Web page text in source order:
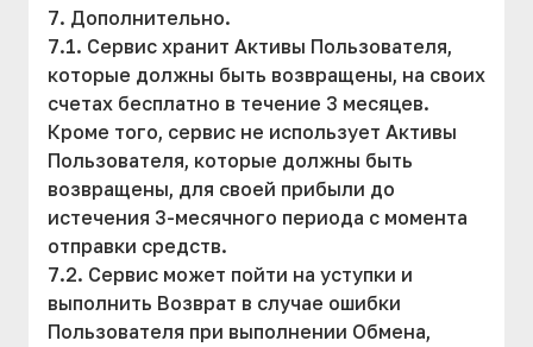
7. Дополнительно.
7.1. Сервис хранит Активы Пользователя,
которые должны быть возвращены, на своих
счетах бесплатно в течение 3 месяцев.
Кроме того, сервис не использует Активы
Пользователя, которые должны быть
возвращены, для своей прибыли до
истечения 3-месячного периода с момента
отправки средств.
7.2. Сервис может пойти на уступки и
выполнить Возврат в случае ошибки
Пользователя при выполнении Обмена,